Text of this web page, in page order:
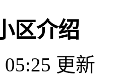
区介绍
05:25 更新